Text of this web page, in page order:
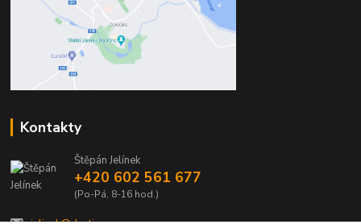
Kontakty
Štěpán Jelínek
+420 602 561 677
(Po-Pá, 8-16 hod.)